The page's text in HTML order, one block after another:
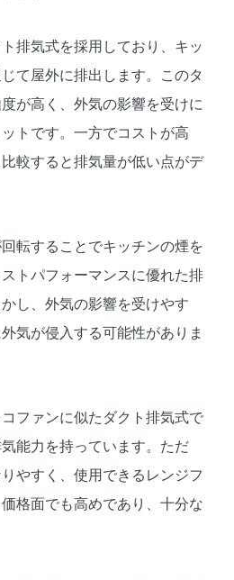
排気式を採用しており、キッ
て屋外に排出します。このタ
が高く、外気の影響を受けに
トです。一方でコストが高
較すると排気量が低い点がデ
転することでキッチンの煙を
トパフォーマンスに優れた排
し、外気の影響を受けやす
気が侵入する可能性がありま
ファンに似たダクト排気式で
能力を持っています。ただ
やすく、使用できるレンジフ
格面でも高めであり、十分な